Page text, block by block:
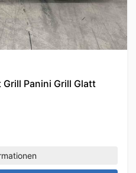
Panini Grill Glatt